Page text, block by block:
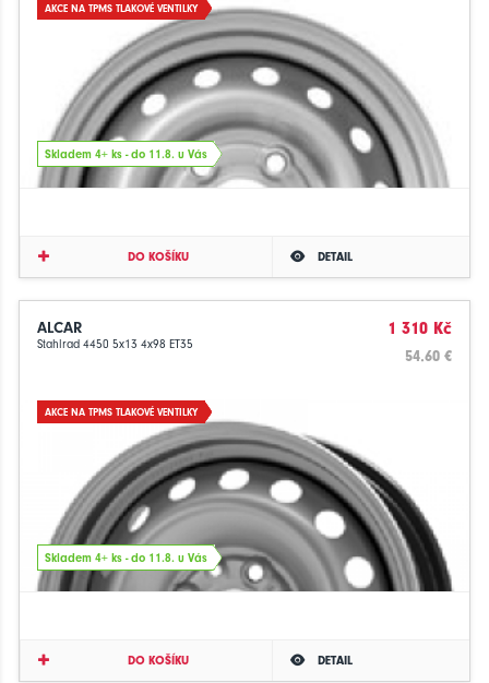
AKCE NA TPMS TLAKOVÉ VENTILKY
Skladem 4+ ks - do 11.8. u Vás
DO KOŠÍKU DETAIL
ALCAR
Stahlrad 4450 5x13 4x98 ET35
1 310 Kč
54.60 €
AKCE NA TPMS TLAKOVÉ VENTILKY
Skladem 4+ ks - do 11.8. u Vás
DO KOŠÍKU DETAIL